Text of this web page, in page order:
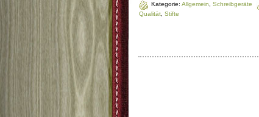
Kategorie: Allgemein Schreibgeräte
Qualität Stifte